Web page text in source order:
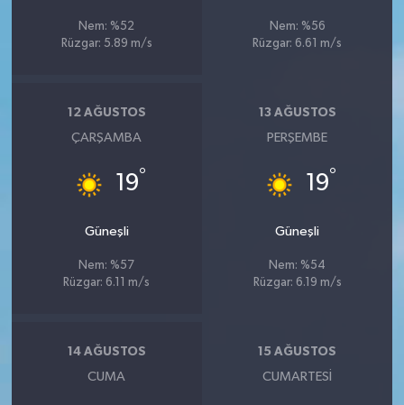
Nem: %52
Rüzgar: 5.89 m/s
Nem: %56
Rüzgar: 6.61 m/s
12 AĞUSTOS
ÇARŞAMBA
19°
Güneşli
Nem: %57
Rüzgar: 6.11 m/s
13 AĞUSTOS
PERŞEMBE
19°
Güneşli
Nem: %54
Rüzgar: 6.19 m/s
14 AĞUSTOS
CUMA
15 AĞUSTOS
CUMARTESI